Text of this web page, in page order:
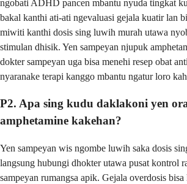
ngobati ADHD pancen mbantu nyuda tingkat
bakal kanthi ati-ati ngevaluasi gejala kuatir lan
miwiti kanthi dosis sing luwih murah utawa
stimulan dhisik. Yen sampeyan njupuk
dokter sampeyan uga bisa menehi resep obat
nyaranake terapi kanggo mbantu ngatur loro
P2. Apa sing kudu daklakoni yen
amphetamine kakehan?
Yen sampeyan wis ngombe luwih saka dosis
langsung hubungi dhokter utawa pusat kontrol
sampeyan rumangsa apik. Gejala overdosis